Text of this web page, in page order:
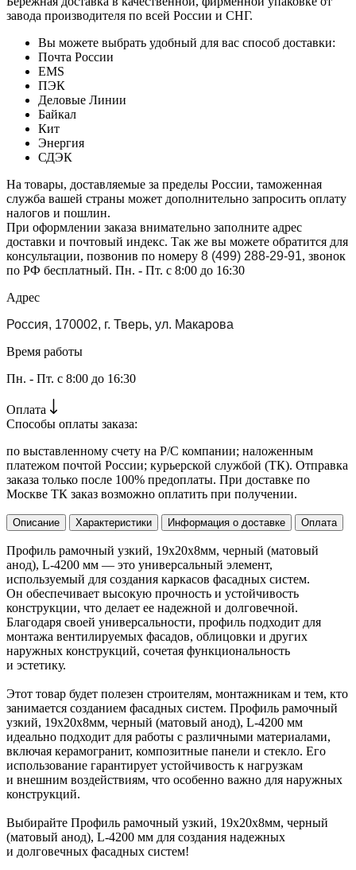
завода производителя по всей России и СНГ.
Вы можете выбрать удобный для вас способ доставки:
Почта России
EMS
ПЭК
Деловые Линии
Байкал
Кит
Энергия
СДЭК
На товары, доставляемые за пределы России, таможенная
служба вашей страны может дополнительно запросить оплату
налогов и пошлин.
При оформлении заказа внимательно заполните адрес
доставки и почтовый индекс. Так же вы можете обратится для
консультации, позвонив по номеру 8 (499) 288-29-91, звонок
по РФ бесплатный. Пн. - Пт. с 8:00 до 16:30
Адрес
Россия, 170002, г. Тверь, ул. Макарова
Время работы
Пн. - Пт. с 8:00 до 16:30
Оплата
Способы оплаты заказа:
по выставленному счету на Р/С компании; наложенным
платежом почтой России; курьерской службой (ТК). Отправка
заказа только после 100% предоплаты. При доставке по
Москве ТК заказ возможно оплатить при получении.
Описание Характеристики Информация о доставке Оплата
Профиль рамочный узкий, 19х20х8мм, черный (матовый
анод), L-4200 мм — это универсальный элемент,
используемый для создания каркасов фасадных систем.
Он обеспечивает высокую прочность и устойчивость
конструкции, что делает ее надежной и долговечной.
Благодаря своей универсальности, профиль подходит для
монтажа вентилируемых фасадов, облицовки и других
наружных конструкций, сочетая функциональность
и эстетику.
Этот товар будет полезен строителям, монтажникам и тем, кто
занимается созданием фасадных систем. Профиль рамочный
узкий, 19х20х8мм, черный (матовый анод), L-4200 мм
идеально подходит для работы с различными материалами,
включая керамогранит, композитные панели и стекло. Его
использование гарантирует устойчивость к нагрузкам
и внешним воздействиям, что особенно важно для наружных
конструкций.
Выбирайте Профиль рамочный узкий, 19х20х8мм, черный
(матовый анод), L-4200 мм для создания надежных
и долговечных фасадных систем!